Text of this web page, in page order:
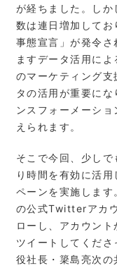
が経ちました。し
数は連日増加して
事態宣言」が発令
ますデータ活用に
のマーケティング
タの活⽤が重要に
ンスフォーメーシ
えられます。
そこで今回、少し
り時間を有効に活
ペーンを実施しま
の公式Twitterアカ
ローし、アカウン
ツイートしてくだ
役社長・簗島亮次